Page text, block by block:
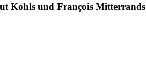
Kohls und François Mitterrands